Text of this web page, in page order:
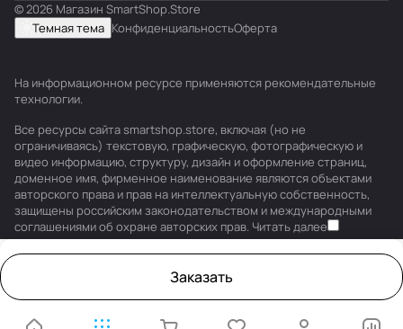
Заказать
© 2026 Магазин SmartShop.Store
Темная тема КонфиденциальностьОферта
На информационном ресурсе применяются рекомендательные
технологии.
Все ресурсы сайта smartshop.store, включая (но не
ограничиваясь) текстовую, графическую, фотографическую и
видео информацию, структуру, дизайн и оформление страниц,
доменное имя, фирменное наименование являются объектами
авторского права и прав на интеллектуальную собственность,
защищены российским законодательством и международными
соглашениями об охране авторских прав. Читать далее